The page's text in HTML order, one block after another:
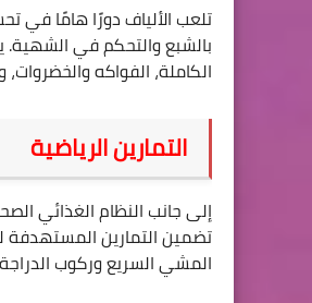
تلعب الألياف دورًا هامًا في
بالشبع والتحكم في الشهية.
الكاملة، الفواكه
التمارين الرياضية
إلى جانب النظام الغذائي
تضمين التمارين المستهدفة
المشي السريع وركوب الدراجة